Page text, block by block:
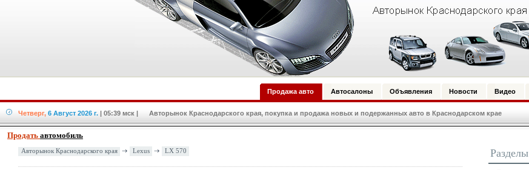
Продажа авто Автосалоны Объявления Новости Видео
Четверг, 6 Август 2026 г. | 05:39 мск | Авторынок Краснодарского края, покупка и продажа новых и подержанных авто в Краснодарском крае
Продать автомобиль
Авторынок Краснодарского края Lexus LX 570 Разделы